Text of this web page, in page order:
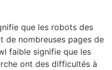
que les robots des
de nombreuses pages de
faible signifie que les
ont des difficultés à